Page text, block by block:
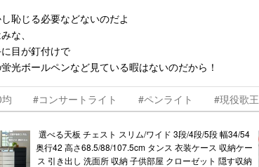
し恥じる必要などないのだよ
な、
目が釘付けで
光ボールペンなど見ている暇はないのだから！
#コンサートライト #ペンライト #現役歌王
選べる天板 チェスト スリム/ワイド 3段/4段/5段 幅34/54
奥行42 高さ68.5/88/107.5cm タンス 衣装ケース 収納ケー
ス 引き出し 洗面所 収納 子供部屋 クローゼット 隠す収納